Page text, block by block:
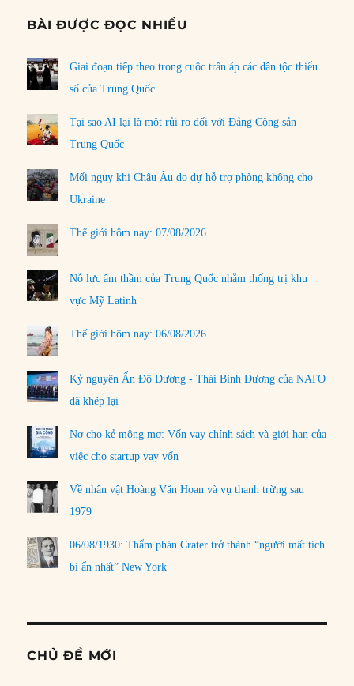
BÀI ĐƯỢC ĐỌC NHIỀU
Giai đoạn tiếp theo trong cuộc trấn áp các dân tộc thiểu
số của Trung Quốc
Tại sao AI lại là một rủi ro đối với Đảng Cộng sản
Trung Quốc
Mối nguy khi Châu Âu do dự hỗ trợ phòng không cho
Ukraine
Thế giới hôm nay: 07/08/2026
Nỗ lực âm thầm của Trung Quốc nhằm thống trị khu
vực Mỹ Latinh
Thế giới hôm nay: 06/08/2026
Kỷ nguyên Ấn Độ Dương - Thái Bình Dương của NATO
đã khép lại
Nợ cho kẻ mộng mơ: Vốn vay chính sách và giới hạn của
việc cho startup vay vốn
Về nhân vật Hoàng Văn Hoan và vụ thanh trừng sau
1979
06/08/1930: Thẩm phán Crater trở thành “người mất tích
bí ẩn nhất” New York
CHỦ ĐỀ MỚI